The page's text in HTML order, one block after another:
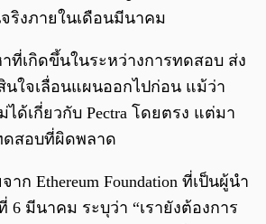
ริงภายในเดือนมีนาคม
ที่เกิดขึ้นในระหว่างการทดสอบ ส่ง
ใจเลื่อนแผนออกไปก่อน แม้ว่า
ด้เกี่ยวกับ Pectra โดยตรง แต่มา
ดสอบที่ผิดพลาด
าก Ethereum Foundation ที่เป็นผู้นำ
6 มีนาคม ระบุว่า “เรายังต้องการ